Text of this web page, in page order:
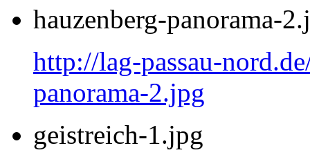
hauzenberg-panorama-
http://lag-passau-
panorama-2.jpg
geistreich-1.jpg